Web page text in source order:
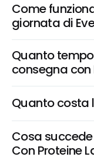
Come
giornata di
Quanto
consegna con
Quanto costa
Cosa
Con Proteine